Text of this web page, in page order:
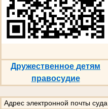
Дружественное детям
правосудие
Адрес электронной почты суда